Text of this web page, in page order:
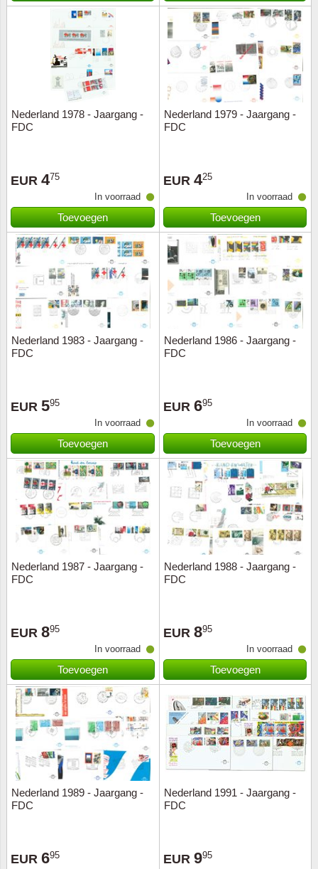
Nederland 1978 - Jaargang -
FDC
EUR 475
In voorraad
Toevoegen
Nederland 1979 - Jaargang -
FDC
EUR 425
In voorraad
Toevoegen
Nederland 1983 - Jaargang -
FDC
EUR 595
In voorraad
Toevoegen
Nederland 1986 - Jaargang -
FDC
EUR 695
In voorraad
Toevoegen
Nederland 1987 - Jaargang -
FDC
EUR 895
In voorraad
Toevoegen
Nederland 1988 - Jaargang -
FDC
EUR 895
In voorraad
Toevoegen
Nederland 1989 - Jaargang -
FDC
EUR 695
Nederland 1991 - Jaargang -
FDC
EUR 995